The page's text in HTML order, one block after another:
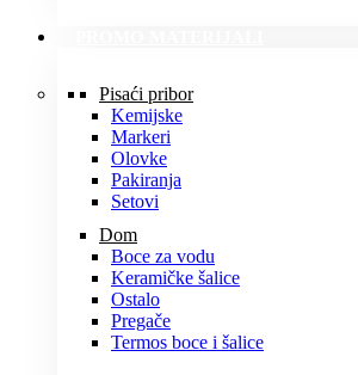
Pisaći pribor
Kemijske
Markeri
Olovke
Pakiranja
Setovi
Dom
Boce za vodu
Keramičke šalice
Ostalo
Pregače
Termos boce i šalice